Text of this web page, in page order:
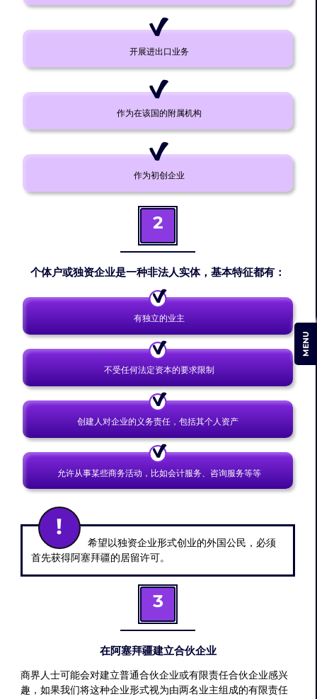
开展进出口业务
作为在该国的附属机构
作为初创企业
2
个体户或独资企业是一种非法人实体，基本特征都有：
有独立的业主
不受任何法定资本的要求限制
创建人对企业的义务责任，包括其个人资产
允许从事某些商务活动，比如会计服务、咨询服务等等
希望以独资企业形式创业的外国公民，必须
首先获得阿塞拜疆的居留许可。
3
在阿塞拜疆建立合伙企业
商界人士可能会对建立普通合伙企业或有限责任合伙企业感兴
趣，如果我们将这种企业形式视为由两名业主组成的有限责任
MENU